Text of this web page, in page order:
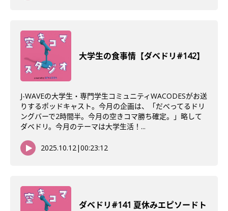
大学生の食事情【ダベドリ#142】
J-WAVEの大学生・専門学生コミュニティWACODESがお送
りするポッドキャスト。今月の企画は、「だべってるドリ
ングバーで2時間半。今月の空きコマ勝ち確定。」略して
ダベドリ。今月のテーマは大学生活！...
2025.10.12|00:23:12
ダベドリ#141 夏休みエピソードト